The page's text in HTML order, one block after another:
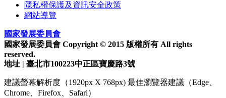
隱私權保護及資訊安全政策
網站導覽
國家發展委員會
國家發展委員會 Copyright © 2015 版權所有 All rights
reserved.
地址 | 臺北市100223中正區寶慶路3號
建議螢幕解析度（1920px X 768px) 最佳瀏覽器建議（Edge、
Chrome、Firefox、Safari）